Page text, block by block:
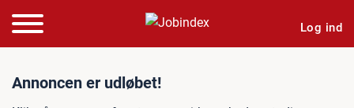
Log ind
Jobannonce: QHS
Annoncen er udløbet!